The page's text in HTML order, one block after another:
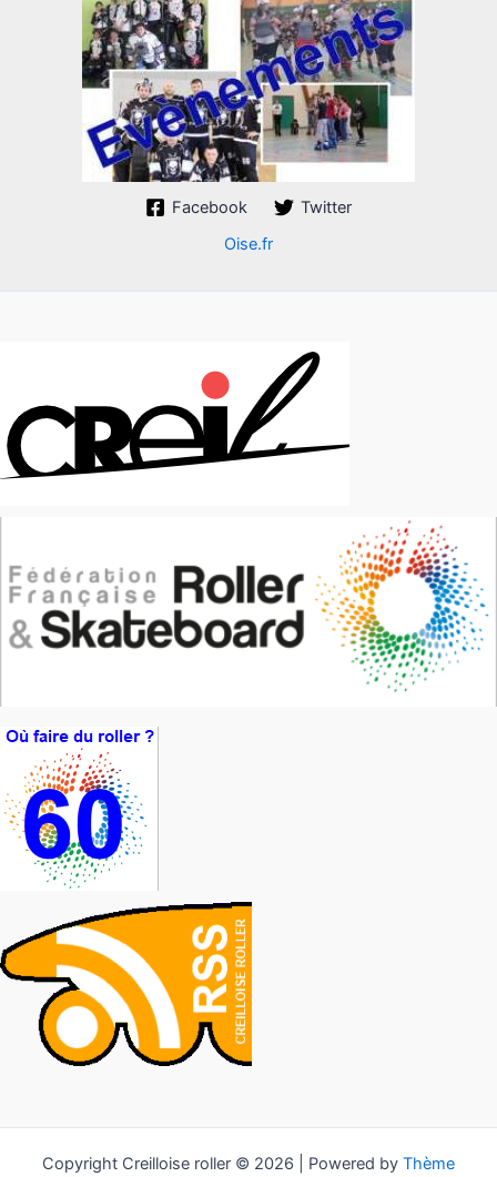
Facebook
Twitter
Oise.fr
Copyright Creilloise roller © 2026 | Powered by Thème